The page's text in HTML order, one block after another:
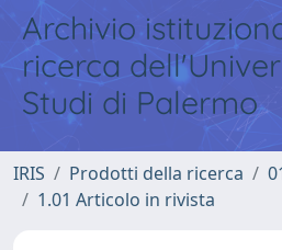
Archivio
ricerca
Studi di Palermo
IRIS Prodotti della ricerca
1.01 Articolo in rivista